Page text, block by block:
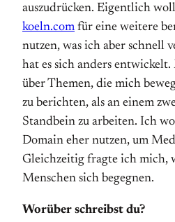
auszudrücken. Eigentlich
koeln.com für eine weitere
nutzen, was ich aber schnell
hat es sich anders
über Themen, die mich
zu berichten, als an einem
Standbein zu arbeiten. Ich
Domain eher nutzen, um
Gleichzeitig fragte ich mich,
Menschen sich begegnen.
Worüber schreibst du?